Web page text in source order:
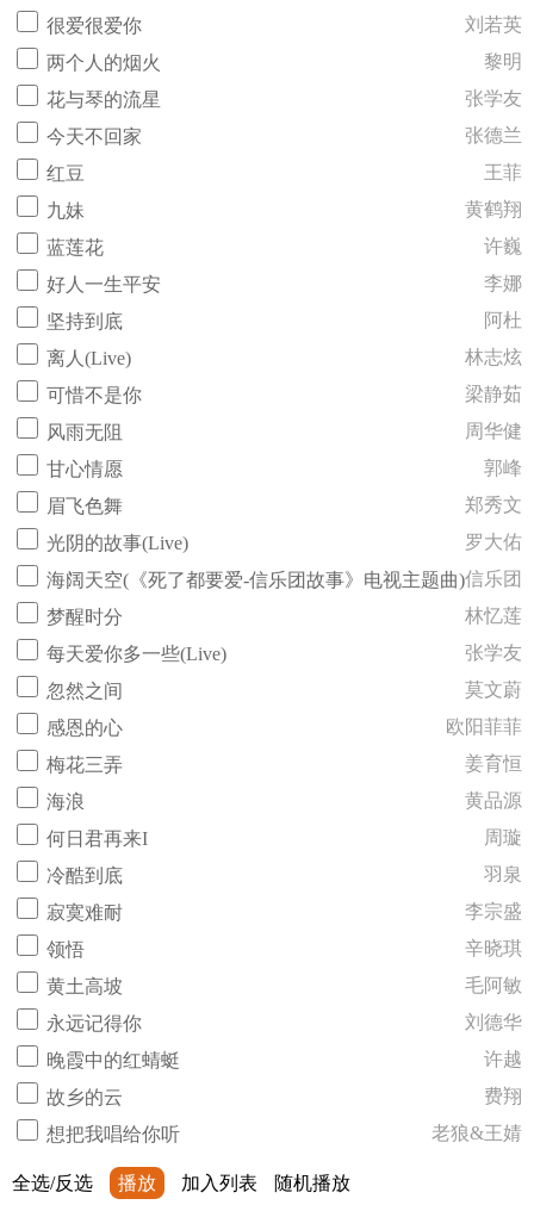
很爱很爱你
刘若英
两个人的烟火
黎明
花与琴的流星
张学友
今天不回家
张德兰
红豆
王菲
九妹
黄鹤翔
蓝莲花
许巍
好人一生平安
李娜
坚持到底
阿杜
离人(Live)
林志炫
可惜不是你
梁静茹
风雨无阻
周华健
甘心情愿
郭峰
眉飞色舞
郑秀文
光阴的故事(Live)
罗大佑
海阔天空(《死了都要爱-信乐团故事》电视主题曲)信乐团
梦醒时分
林忆莲
每天爱你多一些(Live)
张学友
忽然之间
莫文蔚
感恩的心
欧阳菲菲
梅花三弄
姜育恒
海浪
黄品源
何日君再来I
周璇
冷酷到底
羽泉
寂寞难耐
李宗盛
领悟
辛晓琪
黄土高坡
毛阿敏
永远记得你
刘德华
晚霞中的红蜻蜓
许越
故乡的云
费翔
想把我唱给你听
老狼&王婧
全选/反选 播放 加入列表 随机播放